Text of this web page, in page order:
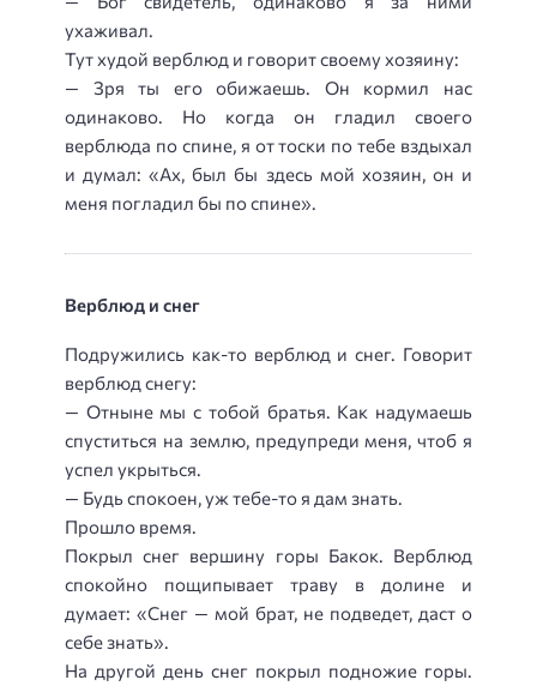
ухаживал.
Тут худой верблюд и говорит своему хозяину:
— Зря ты его обижаешь. Он кормил нас
одинаково. Но когда он гладил своего
верблюда по спине, я от тоски по тебе вздыхал
и думал: «Ах, был бы здесь мой хозяин, он и
меня погладил бы по спине».
Верблюд и снег
Подружились как-то верблюд и снег. Говорит
верблюд снегу:
— Отныне мы с тобой братья. Как надумаешь
спуститься на землю, предупреди меня, чтоб я
успел укрыться.
— Будь спокоен, уж тебе-то я дам знать.
Прошло время.
Покрыл снег вершину горы Бакок. Верблюд
спокойно пощипывает траву в долине и
думает: «Снег — мой брат, не подведет, даст о
себе знать».
На другой день снег покрыл подножие горы.